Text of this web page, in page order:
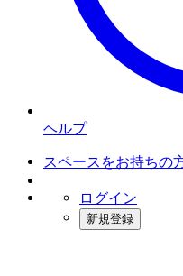
ヘルプ
スペースをお持ちの
ログイン
新規登録